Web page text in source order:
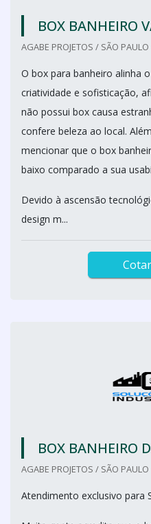
BOX BANHEIRO
AGABE PROJETOS / SÃO PAULO
O box para banheiro alinha
criatividade e sofisticação,
não possui box causa
confere beleza ao local.
mencionar que o box
baixo comparado a sua
Devido à ascensão
design m...
BOX BANHEIRO
AGABE PROJETOS / SÃO PAULO
Atendimento exclusivo para